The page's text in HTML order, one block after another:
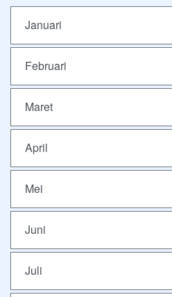
Januari
Februari
Maret
April
Mei
Juni
Juli